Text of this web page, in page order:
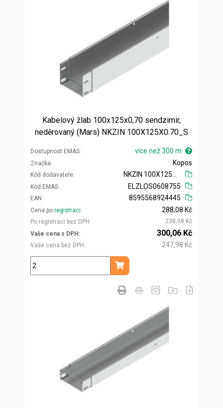
Kabelový žlab 100x125x0,70 sendzimir,
neděrovaný (Mars) NKZIN 100X125X0.70_S
Dostupnost EMAS více než 300 m
Značka
Kód dodavatele
Kopos
Kód EMAS
EAN
ELZLOS0608755
8595568924445
Cena po registraci
Po registraci bez DPH
288,08 Kč
238,08 Kč
Vaše cena s DPH
Vaše cena bez DPH
300,06 Kč
247,98 Kč
m
Přidat do košíku